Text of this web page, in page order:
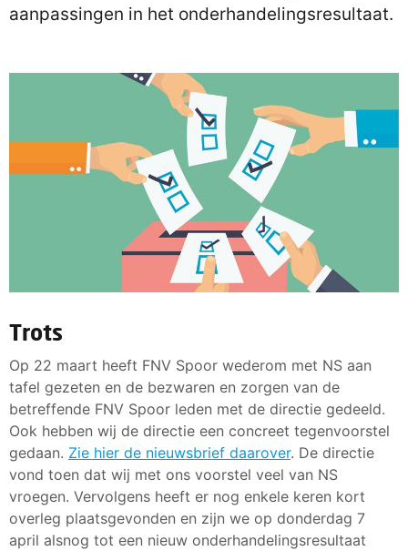
aanpassingen in het onderhandelingsresultaat.
Trots
Op 22 maart heeft FNV Spoor wederom met NS aan
tafel gezeten en de bezwaren en zorgen van de
betreffende FNV Spoor leden met de directie gedeeld.
Ook hebben wij de directie een concreet tegenvoorstel
gedaan. Zie hier de nieuwsbrief daarover. De directie
vond toen dat wij met ons voorstel veel van NS
vroegen. Vervolgens heeft er nog enkele keren kort
overleg plaatsgevonden en zijn we op donderdag 7
april alsnog tot een nieuw onderhandelingsresultaat